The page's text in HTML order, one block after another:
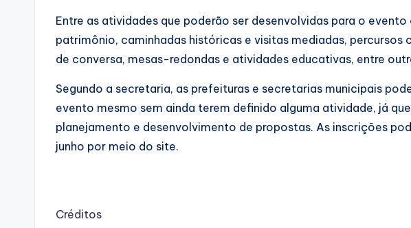
Entre as atividades que poderão ser desenvolvidas para o
patrimônio, caminhadas históricas e visitas mediadas, percursos
de conversa, mesas-redondas e atividades educativas, entre
Segundo a secretaria, as prefeituras e secretarias municipais
evento mesmo sem ainda terem definido alguma atividade, já
planejamento e desenvolvimento de propostas. As inscrições
junho por meio do site.
Créditos